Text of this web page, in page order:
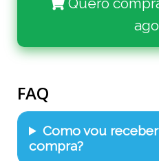
FAQ
Como vou
compra?